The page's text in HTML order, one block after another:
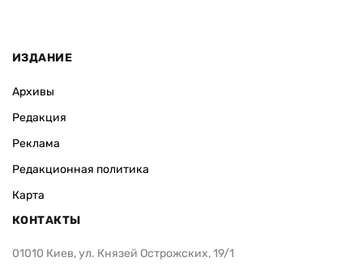
ИЗДАНИЕ
Архивы
Редакция
Реклама
Редакционная политика
Карта
КОНТАКТЫ
01010 Киев, ул. Князей Острожских, 19/1